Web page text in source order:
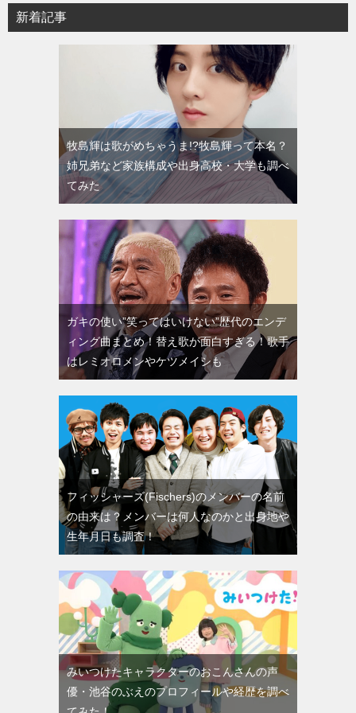
新着記事
牧島輝は歌がめちゃうま!?牧島輝って本名？
姉兄弟など家族構成や出身高校・大学も調べ
てみた
ガキの使い”笑ってはいけない”歴代のエンデ
ィング曲まとめ！替え歌が面白すぎる！歌手
はレミオロメンやケツメイシも
フィッシャーズ(Fischers)のメンバーの名前
の由来は？メンバーは何人なのかと出身地や
生年月日も調査！
みいつけたキャラクターのおこんさんの声
優・池谷のぶえのプロフィールや経歴を調べ